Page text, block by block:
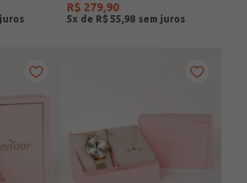
R$ 279,90
5x de R$ 55 98